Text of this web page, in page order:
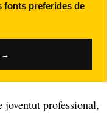
fonts preferides de
→
joventut professional,